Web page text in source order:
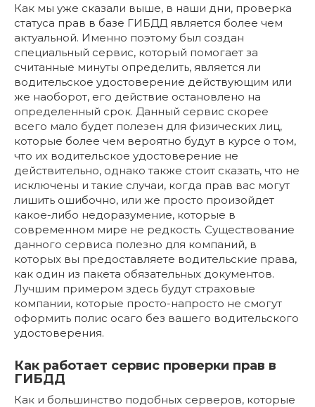
Как мы уже сказали выше, в наши дни, проверка
статуса прав в базе ГИБДД является более чем
актуальной. Именно поэтому был создан
специальный сервис, который помогает за
считанные минуты определить, является ли
водительское удостоверение действующим или
же наоборот, его действие остановлено на
определенный срок. Данный сервис скорее
всего мало будет полезен для физических лиц,
которые более чем вероятно будут в курсе о том,
что их водительское удостоверение не
действительно, однако также стоит сказать, что не
исключены и такие случаи, когда прав вас могут
лишить ошибочно, или же просто произойдет
какое-либо недоразумение, которые в
современном мире не редкость. Существование
данного сервиса полезно для компаний, в
которых вы предоставляете водительские права,
как один из пакета обязательных документов.
Лучшим примером здесь будут страховые
компании, которые просто-напросто не смогут
оформить полис осаго без вашего водительского
удостоверения.
Как работает сервис проверки прав в
ГИБДД
Как и большинство подобных серверов, которые